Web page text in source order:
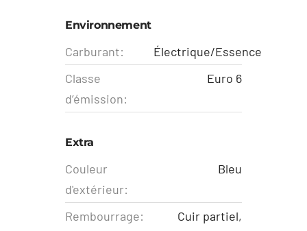
Environnement
Carburant:
Électrique/Essence
Classe
d’émission:
Euro 6
Extra
Couleur
d'extérieur:
Bleu
Rembourrage:
Cuir partiel,